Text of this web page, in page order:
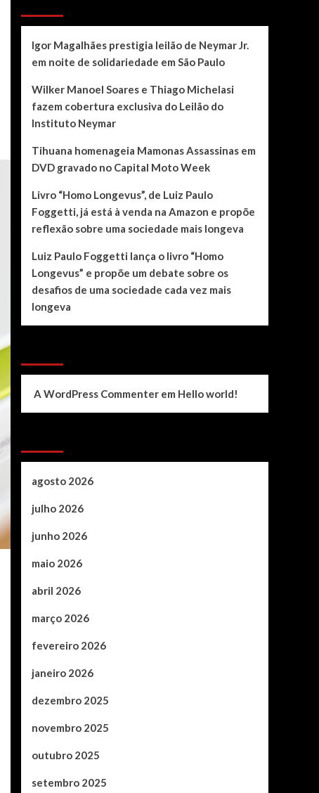
Igor Magalhães prestigia leilão de Neymar Jr.
em noite de solidariedade em São Paulo
Wilker Manoel Soares e Thiago Michelasi
fazem cobertura exclusiva do Leilão do
Instituto Neymar
Tihuana homenageia Mamonas Assassinas em
DVD gravado no Capital Moto Week
Livro “Homo Longevus”, de Luiz Paulo
Foggetti, já está à venda na Amazon e propõe
reflexão sobre uma sociedade mais longeva
Luiz Paulo Foggetti lança o livro “Homo
Longevus” e propõe um debate sobre os
desafios de uma sociedade cada vez mais
longeva
A WordPress Commenterem Hello world!
agosto 2026
julho 2026
junho 2026
maio 2026
abril 2026
março 2026
fevereiro 2026
janeiro 2026
dezembro 2025
novembro 2025
outubro 2025
setembro 2025